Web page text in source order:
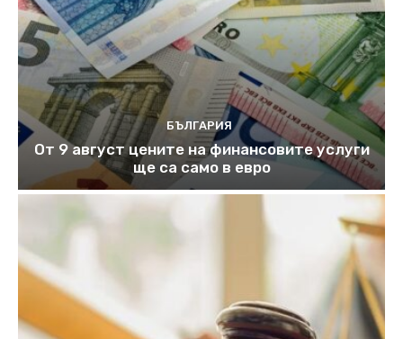
БЪЛГАРИЯ
От 9 август цените на финансовите услуги
ще са само в евро